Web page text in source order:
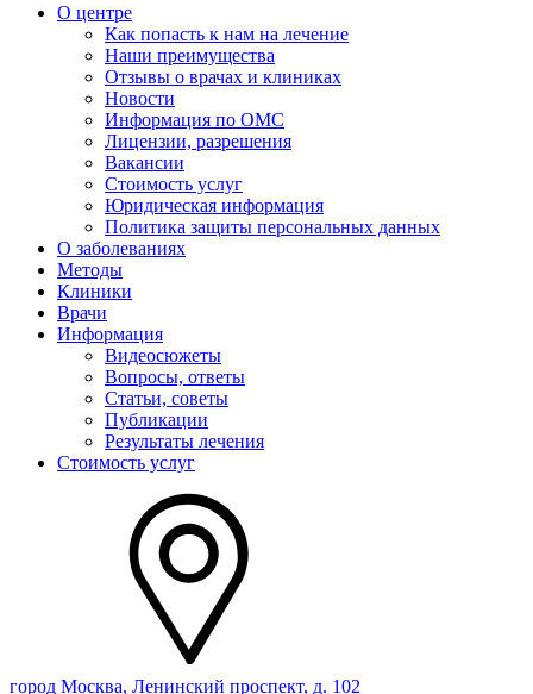
О центре
Как попасть к нам на лечение
Наши преимущества
Отзывы о врачах и клиниках
Новости
Информация по ОМС
Лицензии, разрешения
Вакансии
Стоимость услуг
Юридическая информация
Политика защиты персональных данных
О заболеваниях
Методы
Клиники
Врачи
Информация
Видеосюжеты
Вопросы, ответы
Статьи, советы
Публикации
Результаты лечения
Стоимость услуг
город Москва, Ленинский проспект, д. 102